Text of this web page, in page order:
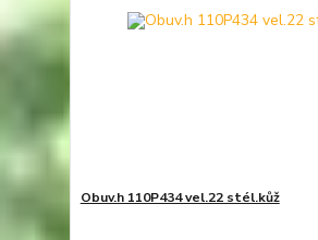
Obuv.h 110P434 vel.22 stél.kůž